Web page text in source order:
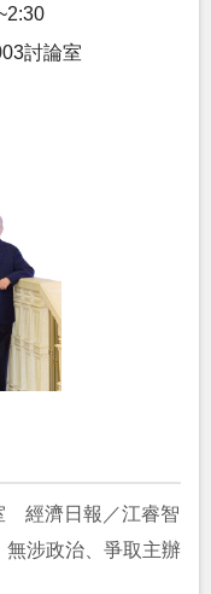
討論室
經濟日報／江睿智
無涉政治、爭取主辦